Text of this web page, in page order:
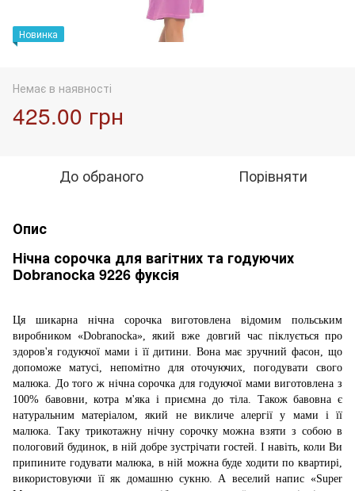
Новинка
Немає в наявності
425.00 грн
До обраного Порівняти
Опис
Нічна сорочка для вагітних та годуючих
Dobranocka 9226 фуксія
Ця шикарна нічна сорочка виготовлена ​​відомим польським
виробником «Dobranocka», який вже довгий час піклується про
здоров'я годуючої мами і її дитини. Вона має зручний фасон, що
допоможе матусі, непомітно для оточуючих, погодувати свого
малюка. До того ж нічна сорочка для годуючої мами виготовлена ​​з
100% бавовни, котра м'яка і приємна до тіла. Також бавовна є
натуральним матеріалом, який не викличе алергії у мами і її
малюка. Таку трикотажну нічну сорочку можна взяти з собою в
пологовий будинок, в ній добре зустрічати гостей. І навіть, коли Ви
припините годувати малюка, в ній можна буде ходити по квартирі,
використовуючи її як домашню сукню. А веселий напис «Super